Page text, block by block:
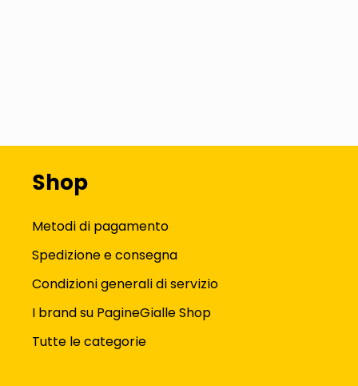
Shop
Metodi di pagamento
Spedizione e consegna
Condizioni generali di servizio
I brand su PagineGialle Shop
Tutte le categorie